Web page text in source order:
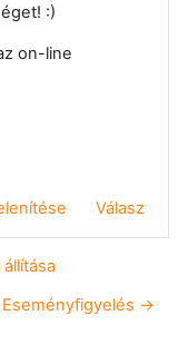
:)
on-line
Válasz
Eseményfigyelés →